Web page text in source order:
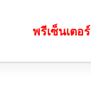
พรีเซ็นเตอร์